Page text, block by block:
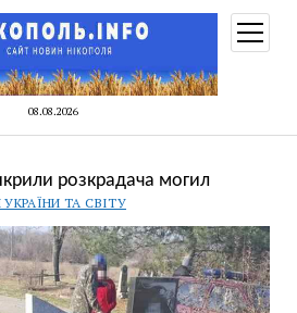
08.08.2026
меню
розкрадача могил
ТА СВІТУ